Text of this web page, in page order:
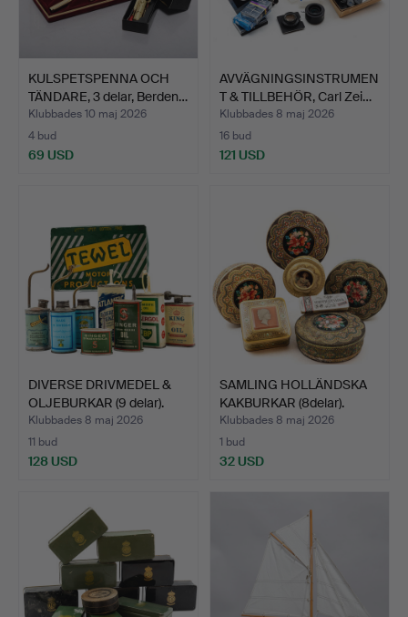
KULSPETSPENNA OCH
TÄNDARE, 3 delar, Berden…
Klubbades 10 maj 2026
4 bud
69 USD
AVVÄGNINGSINSTRUMEN
T & TILLBEHÖR, Carl Zei…
Klubbades 8 maj 2026
16 bud
121 USD
DIVERSE DRIVMEDEL &
OLJEBURKAR (9 delar).
Klubbades 8 maj 2026
11 bud
128 USD
SAMLING HOLLÄNDSKA
KAKBURKAR (8delar).
Klubbades 8 maj 2026
1 bud
32 USD